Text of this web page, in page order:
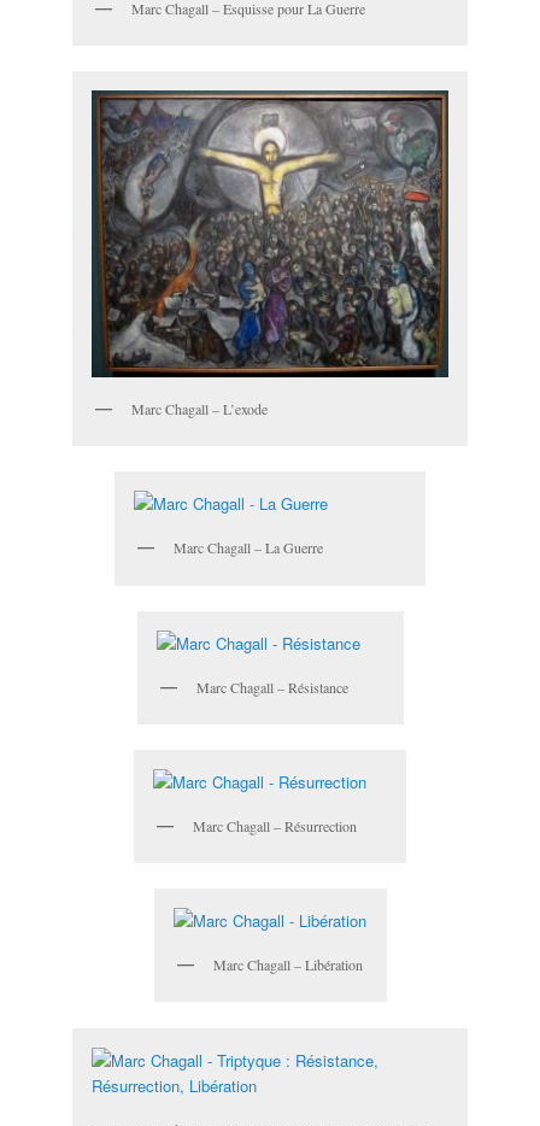
Marc Chagall – Esquisse pour La Guerre
Marc Chagall – L’exode
Marc Chagall – La Guerre
Marc Chagall – Résistance
Marc Chagall – Résurrection
Marc Chagall – Libération